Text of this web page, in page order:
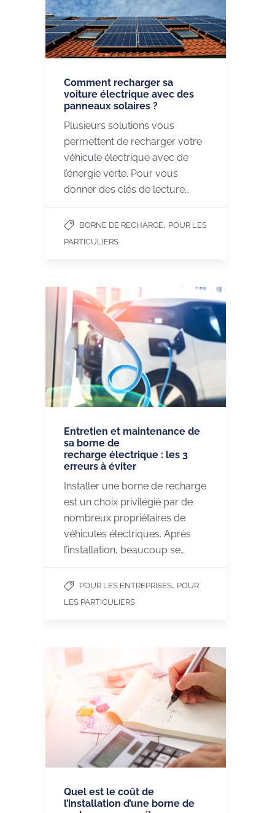
Comment recharger sa
voiture électrique avec des
panneaux solaires ?
Plusieurs solutions vous
permettent de recharger votre
véhicule électrique avec de
l’énergie verte. Pour vous
donner des clés de lecture…
BORNE DE RECHARGE, POUR LES
PARTICULIERS
Entretien et maintenance de
sa borne de
recharge électrique : les 3
erreurs à éviter
Installer une borne de recharge
est un choix privilégié par de
nombreux propriétaires de
véhicules électriques. Après
l’installation, beaucoup se…
POUR LES ENTREPRISES, POUR
LES PARTICULIERS
Quel est le coût de
l’installation d’une borne de